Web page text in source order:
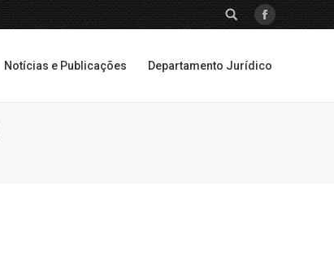
SEARCH: Facebook
Notícias e Publicações Departamento Jurídico
Notícias e Publicações Departamento Jurídico